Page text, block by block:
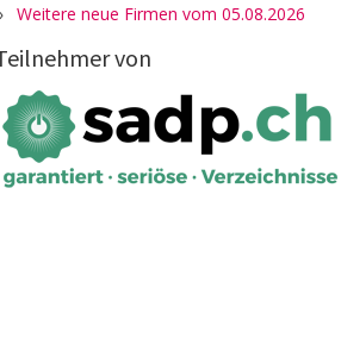
Weitere neue Firmen vom 05.08.2026
von